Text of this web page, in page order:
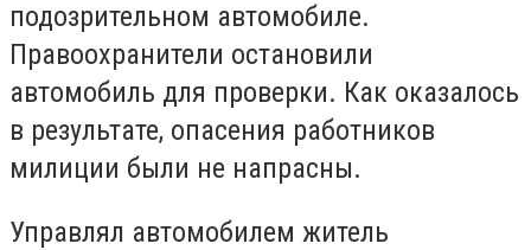
подозрительном автомобиле.
Правоохранители остановили
автомобиль для проверки. Как оказалось
в результате, опасения работников
милиции были не напрасны.
Управлял автомобилем житель